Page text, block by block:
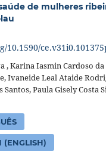
de mulheres
10.1590/
, Karina Iasmin Cardoso
Ivaneide Leal Ataide
Santos, Paula Gisely Costa
(ENGLISH)